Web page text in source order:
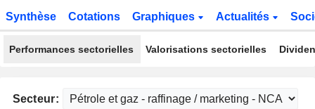
Synthèse Cotations Graphiques Actualités
Performances sectorielles Valorisations sectorielles
Secteur: